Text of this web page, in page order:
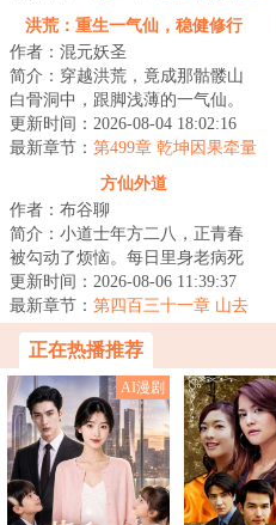
（求月票）
洪荒：重生一气仙，稳健修行
作者：混元妖圣
简介：穿越洪荒，竟成那骷髅山
白骨洞中，跟脚浅薄的一气仙。
他知道，唯有稳健，方是长生真
谛。从此，世间...
更新时间：2026-08-04 18:02:16
最新章节： 第499章 乾坤因果牵量
尺，方外群贤临南瞻
方仙外道
作者：布谷聊
简介：小道士年方二八，正青春
被勾动了烦恼。每日里身老病死
苦，见些个爱恨嗔痴怨。我不愿
容颜凋华萎，我...
更新时间：2026-08-06 11:39:37
最新章节： 第四百三十一章 山去
人空、浑水摸鱼
正在热播推荐
AI漫剧